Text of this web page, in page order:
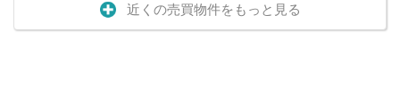
近くの売買物件をもっと見る